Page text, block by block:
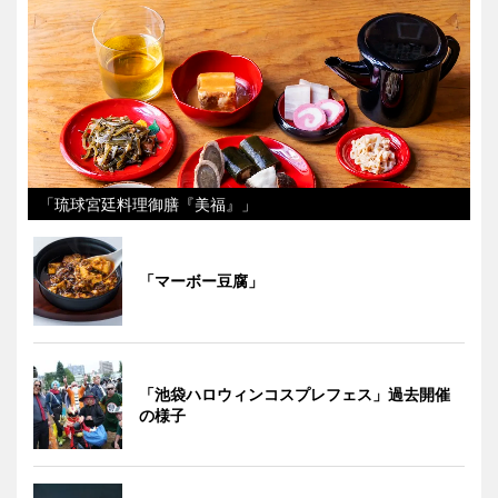
「琉球宮廷料理御膳『美福』」
「マーボー豆腐」
「池袋ハロウィンコスプレフェス」過去開催
の様子